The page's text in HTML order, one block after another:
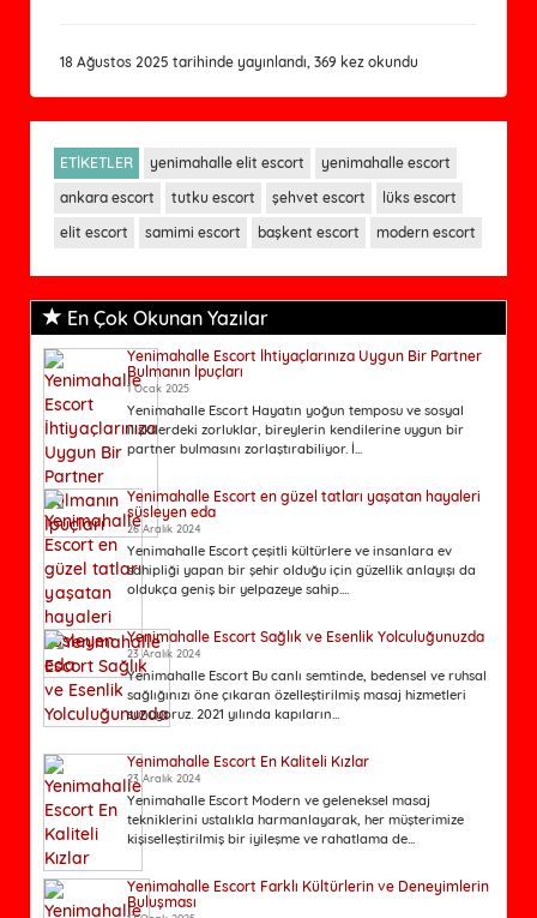
18 Ağustos 2025 tarihinde yayınlandı, 369 kez okundu
ETİKETLER yenimahalle elit escort
yenimahalle escort
ankara escort
tutku escort şehvet escort
lüks escort
elit escort
samimi escort başkent escort modern escort
En Çok Okunan Yazılar
Yenimahalle Escort İhtiyaçlarınıza Uygun Bir Partner
Bulmanın İpuçları
1 Ocak 2025
Yenimahalle Escort Hayatın yoğun temposu ve sosyal
ilişkilerdeki zorluklar, bireylerin kendilerine uygun bir
partner bulmasını zorlaştırabiliyor. İ...
Yenimahalle Escort en güzel tatları yaşatan hayaleri
süsleyen eda
26 Aralık 2024
Yenimahalle Escort çeşitli kültürlere ve insanlara ev
sahipliği yapan bir şehir olduğu için güzellik anlayışı da
oldukça geniş bir yelpazeye sahip....
Yenimahalle Escort Sağlık ve Esenlik Yolculuğunuzda
23 Aralık 2024
Yenimahalle Escort Bu canlı semtinde, bedensel ve ruhsal
sağlığınızı öne çıkaran özelleştirilmiş masaj hizmetleri
sunuyoruz. 2021 yılında kapıların...
Yenimahalle Escort En Kaliteli Kızlar
23 Aralık 2024
Yenimahalle Escort Modern ve geleneksel masaj
tekniklerini ustalıkla harmanlayarak, her müşterimize
kişiselleştirilmiş bir iyileşme ve rahatlama de...
Yenimahalle Escort Farklı Kültürlerin ve Deneyimlerin
Buluşması